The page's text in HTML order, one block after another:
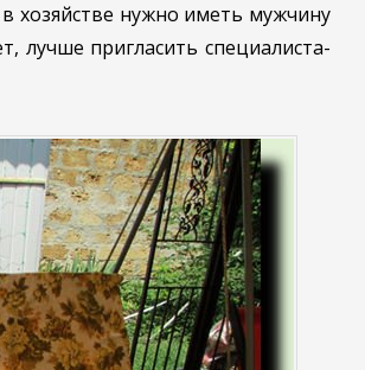
хозяйстве нужно иметь мужчину
лучше пригласить специалиста-